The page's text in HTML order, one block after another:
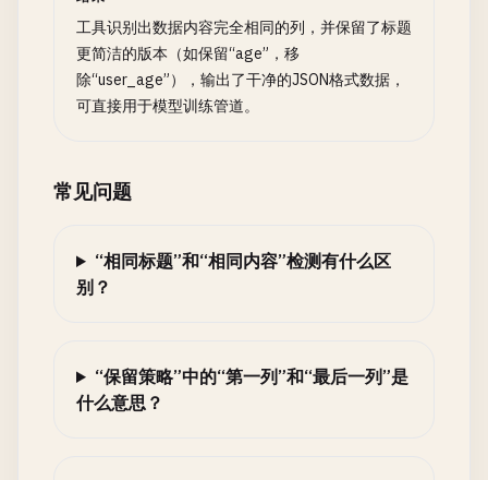
工具识别出数据内容完全相同的列，并保留了标题
更简洁的版本（如保留“age”，移
除“user_age”），输出了干净的JSON格式数据，
可直接用于模型训练管道。
常见问题
“相同标题”和“相同内容”检测有什么区
别？
“保留策略”中的“第一列”和“最后一列”是
什么意思？